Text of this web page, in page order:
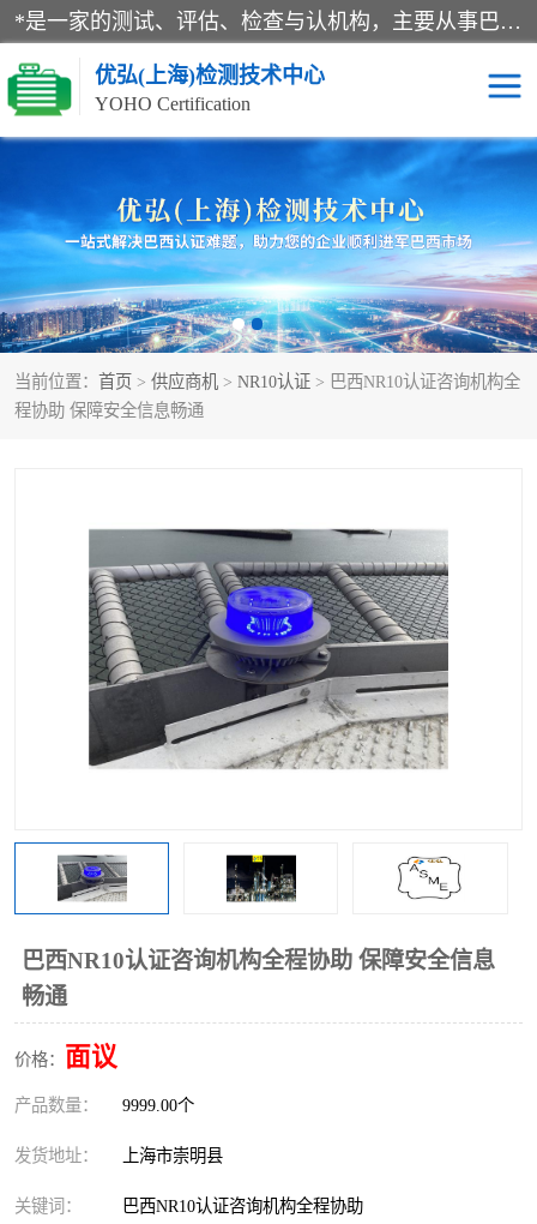
*是一家的测试、评估、检查与认机构，主要从事巴西NR10认证、NR12认证、NR13认证；ANATEL认证、INMTRO认证，欧盟CE认证：MD认证，PED认证，MID认证，ATEX认证，德国蓝色天使认证。
优弘(上海)检测技术中心
YOHO Certification
当前位置： 首页 > 供应商机 > NR10认证 > 巴西NR10认证咨询机构全
程协助 保障安全信息畅通
巴西NR10认证咨询机构全程协助 保障安全信息
畅通
价格： 面议
产品数量： 9999.00个
发货地址： 上海市崇明县
关键词： 巴西NR10认证咨询机构全程协助
RECYCLASS认证 NR10认证
NR12认证 NR13认证
ART认证 巴西NR认证
巴西认证 RETIE认证